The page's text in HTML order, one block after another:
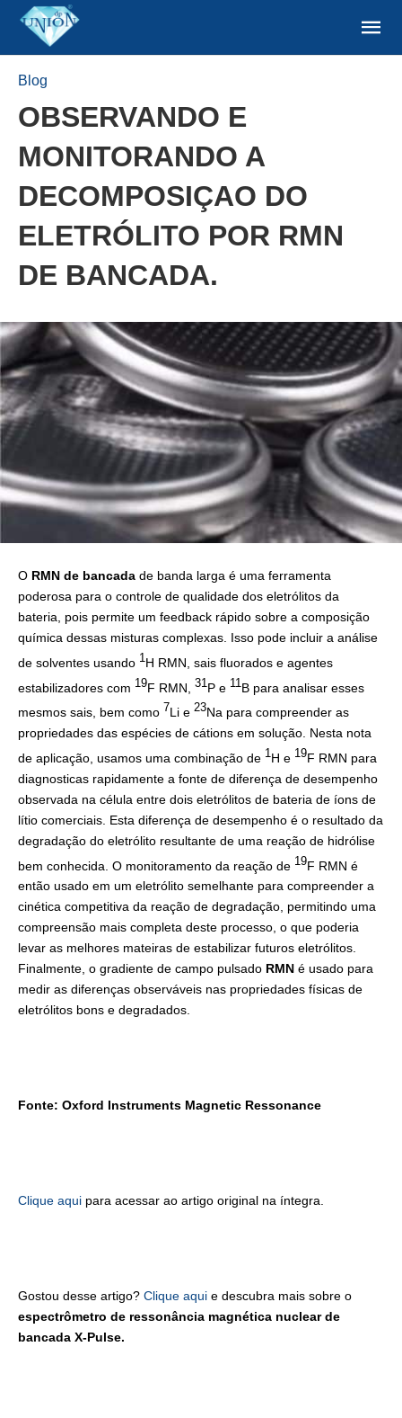
Blog
OBSERVANDO E
MONITORANDO A
DECOMPOSIÇAO DO
ELETRÓLITO POR RMN
DE BANCADA.
O RMN de bancada de banda larga é uma ferramenta
poderosa para o controle de qualidade dos eletrólitos da
bateria, pois permite um feedback rápido sobre a composição
química dessas misturas complexas. Isso pode incluir a análise
de solventes usando 1H RMN, sais fluorados e agentes
estabilizadores com 19F RMN, 31 P e 11 B para analisar esses
mesmos sais, bem como 7Li e 23Na para compreender as
propriedades das espécies de cátions em solução. Nesta nota
de aplicação, usamos uma combinação de 1H e 19F RMN para
diagnosticas rapidamente a fonte de diferença de desempenho
observada na célula entre dois eletrólitos de bateria de íons de
lítio comerciais. Esta diferença de desempenho é o resultado da
degradação do eletrólito resultante de uma reação de hidrólise
bem conhecida. O monitoramento da reação de 19F RMN é
então usado em um eletrólito semelhante para compreender a
cinética competitiva da reação de degradação, permitindo uma
compreensão mais completa deste processo, o que poderia
levar as melhores mateiras de estabilizar futuros eletrólitos.
Finalmente, o gradiente de campo pulsado RMN é usado para
medir as diferenças observáveis nas propriedades físicas de
eletrólitos bons e degradados.
Fonte: Oxford Instruments Magnetic Ressonance
Clique aqui para acessar ao artigo original na íntegra.
Gostou desse artigo? Clique aqui e descubra mais sobre o
espectrômetro de ressonância magnética nuclear de
bancada X-Pulse.